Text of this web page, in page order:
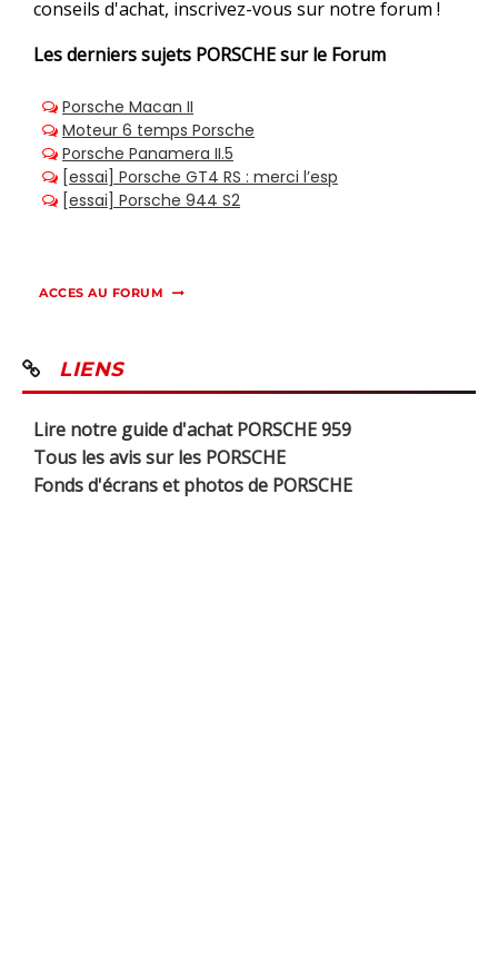
conseils d'achat, inscrivez-vous sur notre forum !
Les derniers sujets PORSCHE sur le Forum
ACCES AU FORUM
LIENS
Lire notre guide d'achat PORSCHE 959
Tous les avis sur les PORSCHE
Fonds d'écrans et photos de PORSCHE